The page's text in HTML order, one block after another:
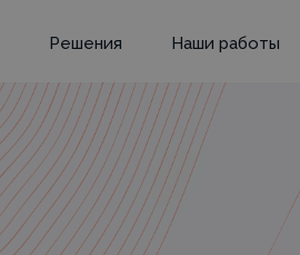
Решения Наши работы